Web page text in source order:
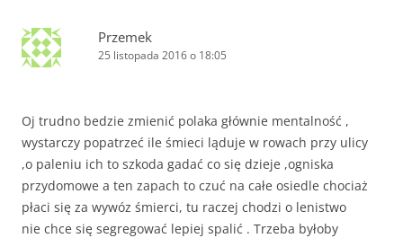
Przemek
25 listopada 2016 o 18:05
Oj trudno bedzie zmienić polaka głównie mentalność ,
wystarczy popatrzeć ile śmieci ląduje w rowach przy ulicy
,o paleniu ich to szkoda gadać co się dzieje ,ogniska
przydomowe a ten zapach to czuć na całe osiedle chociaż
płaci się za wywóz śmierci, tu raczej chodzi o lenistwo
nie chce się segregować lepiej spalić . Trzeba byłoby